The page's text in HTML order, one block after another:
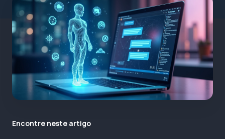
Encontre neste artigo